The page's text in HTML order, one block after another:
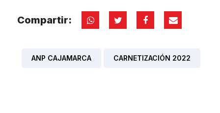
Compartir:
ANP CAJAMARCA CARNETIZACIÓN 2022